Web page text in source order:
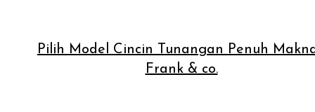
Pilih Model Cincin Tunangan Penuh
Frank & co.